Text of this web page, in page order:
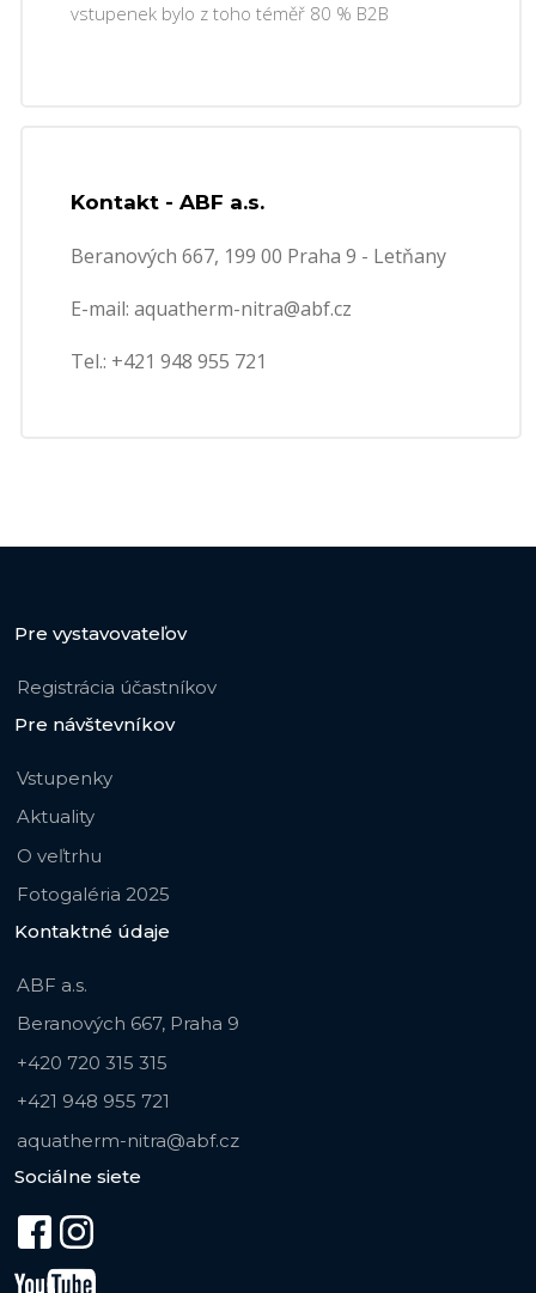
vstupenek bylo z toho téměř 80 % B2B
Kontakt - ABF a.s.
Beranových 667, 199 00 Praha 9 - Letňany
E-mail: aquatherm-nitra@abf.cz
Tel.: +421 948 955 721
Pre vystavovateľov
Registrácia účastníkov
Pre návštevníkov
Vstupenky
Aktuality
O veľtrhu
Fotogaléria 2025
Kontaktné údaje
ABF a.s.
Beranových 667, Praha 9
+420 720 315 315
+421 948 955 721
aquatherm-nitra@abf.cz
Sociálne siete